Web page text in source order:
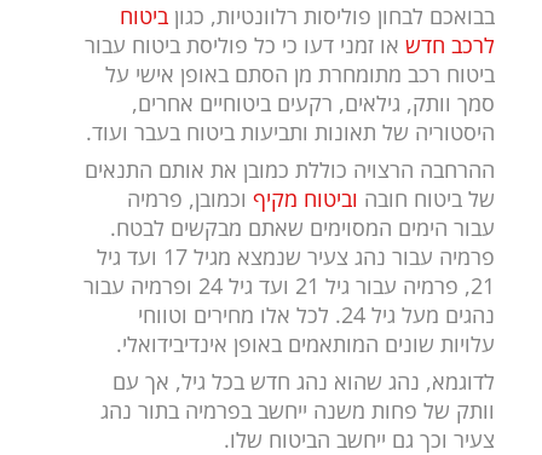
בבואכם לבחון פוליסות רלוונטיות, כגון ביטוח
לרכב חדשאו זמני דעו כי כל פוליסת ביטוח עבור
ביטוח רכב מתומחרת מן הסתם באופן אישי על
סמך וותק, גילאים, רקעים ביטוחיים אחרים,
היסטוריה של תאונות ותביעות ביטוח בעבר ועוד.
ההרחבה הרצויה כוללת כמובן את אותם התנאים
של ביטוח חובה וביטוח מקיףוכמובן, פרמיה
עבור הימים המסוימים שאתם מבקשים לבטח.
פרמיה עבור נהג צעיר שנמצא מגיל 17 ועד גיל
21, פרמיה עבור גיל 21 ועד גיל 24 ופרמיה עבור
נהגים מעל גיל 24. לכל אלו מחירים וטווחי
עלויות שונים המותאמים באופן אינדיבידואלי.
לדוגמא, נהג שהוא נהג חדש בכל גיל, אך עם
וותק של פחות משנה ייחשב בפרמיה בתור נהג
צעיר וכך גם ייחשב הביטוח שלו.